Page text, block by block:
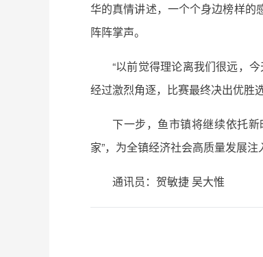
华的真情讲述，一个个身边榜样的
阵阵掌声。
“以前觉得理论离我们很远，
经过激烈角逐，比赛最终决出优胜
下一步，鱼市镇将继续依托
家”，为全镇经济社会高质量发展注
通讯员：贺敏捷 吴大惟